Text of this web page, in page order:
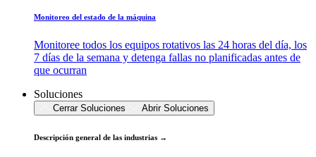
Monitoreo del estado de la máquina
Monitoree todos los equipos rotativos las 24 horas del día, los
7 días de la semana y detenga fallas no planificadas antes de
que ocurran
Soluciones
Cerrar Soluciones Abrir Soluciones
Descripción general de las industrias →